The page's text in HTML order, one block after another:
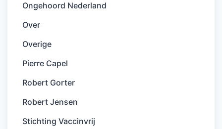
Ongehoord Nederland
Over
Overige
Pierre Capel
Robert Gorter
Robert Jensen
Stichting Vaccinvrij